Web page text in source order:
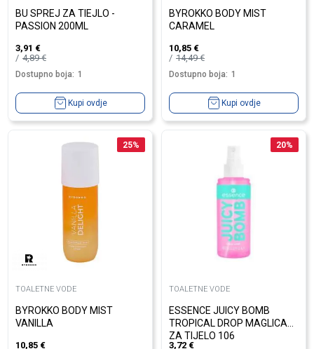
BU SPREJ ZA TIEJLO -
PASSION 200ML
3,91 €
4,89€
Dostupno boja: 1
Kupi ovdje
BYROKKO BODY MIST
CARAMEL
10,85 €
14,49€
Dostupno boja: 1
Kupi ovdje
25%
TOALETNE VODE
BYROKKO BODY MIST
VANILLA
10,85 €
20%
TOALETNE VODE
ESSENCE JUICY BOMB
TROPICAL DROP MAGLICA
ZA TIJELO 106
3,72 €